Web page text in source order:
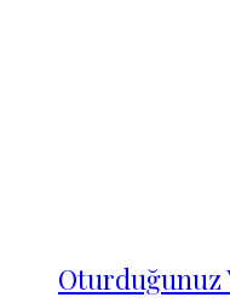
Oturduğunuz